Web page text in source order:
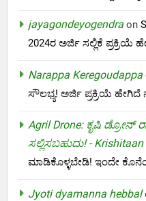
jayagondeyogendra on
2024ರ ಅರ್ಜಿ ಸಲ್ಲಿಕೆ ಪ್ರಕ್ರಿಯೆ
Narappa Keregoudappa
ಸೌಲಭ್ಯ! ಅರ್ಜಿ ಪ್ರಕ್ರಿಯೆ
Agril Drone: ಕೃಷಿ
ಸಲ್ಲಿಸಬಹುದು! - Krishitaan
ಮಾಡಿಕೊಳ್ಳಬೇಡಿ! ಇಂದೇ
Jyoti dyamanna hebbal